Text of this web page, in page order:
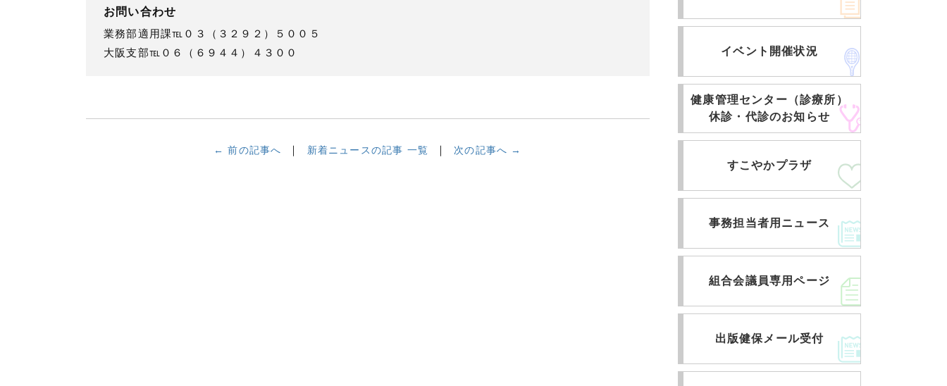
お問い合わせ
業務部適用課℡０３（３２９２）５００５
大阪支部℡０６（６９４４）４３００
← 前の記事へ 新着ニュースの記事 一覧 次の記事へ →
イベント開催状況
健康管理センター（診療所）
休診・代診のお知らせ
すこやかプラザ
事務担当者用ニュース
組合会議員専用ページ
出版健保メール受付